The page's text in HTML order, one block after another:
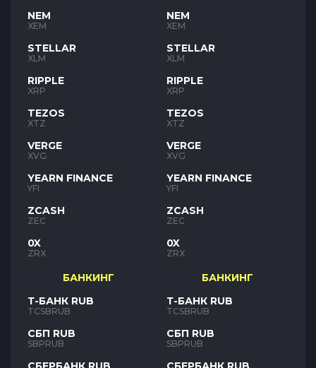
NEM
XEM
STELLAR
XLM
RIPPLE
XRP
TEZOS
XTZ
VERGE
XVG
YEARN FINANCE
YFI
ZCASH
ZEC
0X
ZRX
БАНКИНГ
Т-БАНК RUB
TCSBRUB
СБП RUB
SBPRUB
NEM
XEM
STELLAR
XLM
RIPPLE
XRP
TEZOS
XTZ
VERGE
XVG
YEARN FINANCE
YFI
ZCASH
ZEC
0X
ZRX
БАНКИНГ
Т-БАНК RUB
TCSBRUB
СБП RUB
SBPRUB